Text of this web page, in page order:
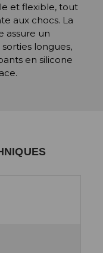
et flexible, tout
aux chocs. La
assure un
longues,
en silicone